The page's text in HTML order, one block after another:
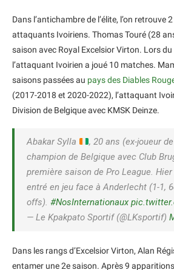
Dans l’antichambre de l’élite, l’on retrouve
attaquants Ivoiriens. Thomas Touré (28
saison avec Royal Excelsior Virton. Lors du
l’attaquant Ivoirien a joué 10 matches.
saisons passées au pays des Diables
(2017-2018 et 2020-2022), l’attaquant
Division de Belgique avec KMSK Deinze.
Abakar Sylla
, 20 ans (ex-joueur
champion de Belgique avec Club
première saison de Pro League.
entré en jeu face à Anderlecht (1-1,
offs). #NosInternationaux
— Le Kpakpato Sportif (@LKsportif)
Dans les rangs d’Excelsior Virton, Alan
entamer une 2e saison. Après 9